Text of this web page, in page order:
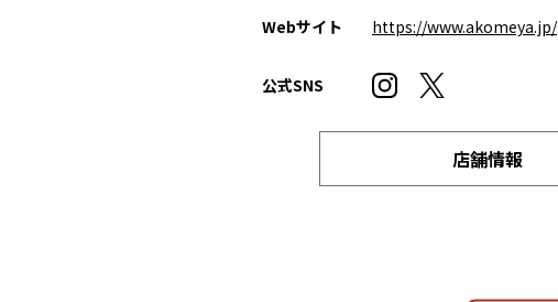
Webサイト https://www.akomeya.jp/
公式SNS
店舗情報